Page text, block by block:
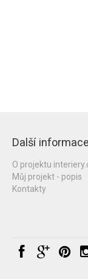
Další informace
O projektu
Můj projekt - popis
Kontakty